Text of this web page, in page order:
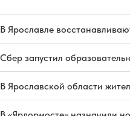
В Ярославле
Сбер запустил
В Ярославской области